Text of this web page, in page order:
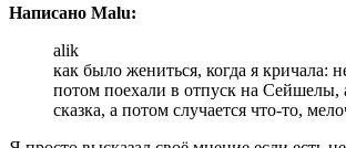
Написано Malu:
alik
как было жениться, когда я кричала:
потом поехали в отпуск на Сейшелы,
сказка, а потом случается что-то,